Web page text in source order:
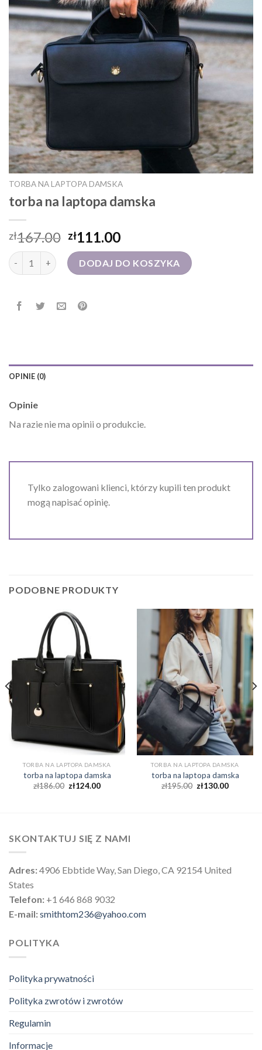
TORBA NA LAPTOPA DAMSKA
torba na laptopa damska
zł167.00 zł111.00
ilość torba na laptopa damskaDODAJ DO KOSZYKA
OPINIE (0)
Opinie
Na razie nie ma opinii o produkcie.
Tylko zalogowani klienci, którzy kupili ten produkt
mogą napisać opinię.
PODOBNE PRODUKTY
TORBA NA LAPTOPA DAMSKA
torba na laptopa damska
zł186.00 zł124.00
TORBA NA LAPTOPA DAMSKA
torba na laptopa damska
zł195.00 zł130.00
SKONTAKTUJ SIĘ Z NAMI
Adres:4906 Ebbtide Way, San Diego, CA 92154 United
States
Telefon: +1 646 868 9032
E-mail:smithtom236@yahoo.com
POLITYKA
Polityka prywatności
Polityka zwrotów i zwrotów
Regulamin
Informacje